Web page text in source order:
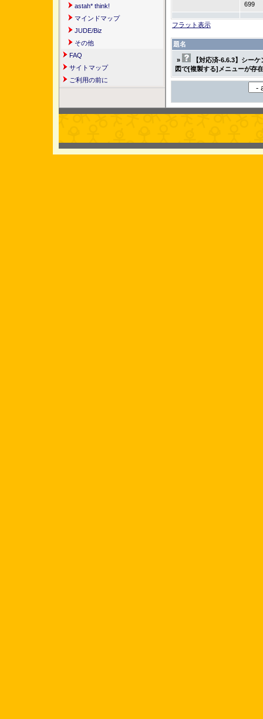
astah* think!
マインドマップ
JUDE/Biz
その他
FAQ
サイトマップ
ご利用の前に
699
フラット表示
題名
»
【対応済-6.6.3】シー
図で[複製する]メニューが存